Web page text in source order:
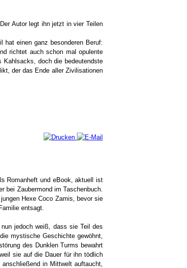
Autor legt ihn jetzt in vier Teilen
hat einen ganz besonderen Beruf:
richtet auch schon mal opulente
Kahlsacks, doch die bedeutendste
der das Ende aller Zivilisationen
Romanheft und eBook, aktuell ist
bei Zaubermond im Taschenbuch.
Hexe Coco Zamis, bevor sie
entsagt.
jedoch weiß, dass sie Teil des
mystische Geschichte gewöhnt,
des Dunklen Turms bewahrt
sie auf die Dauer für ihn tödlich
in Mittwelt auftaucht,